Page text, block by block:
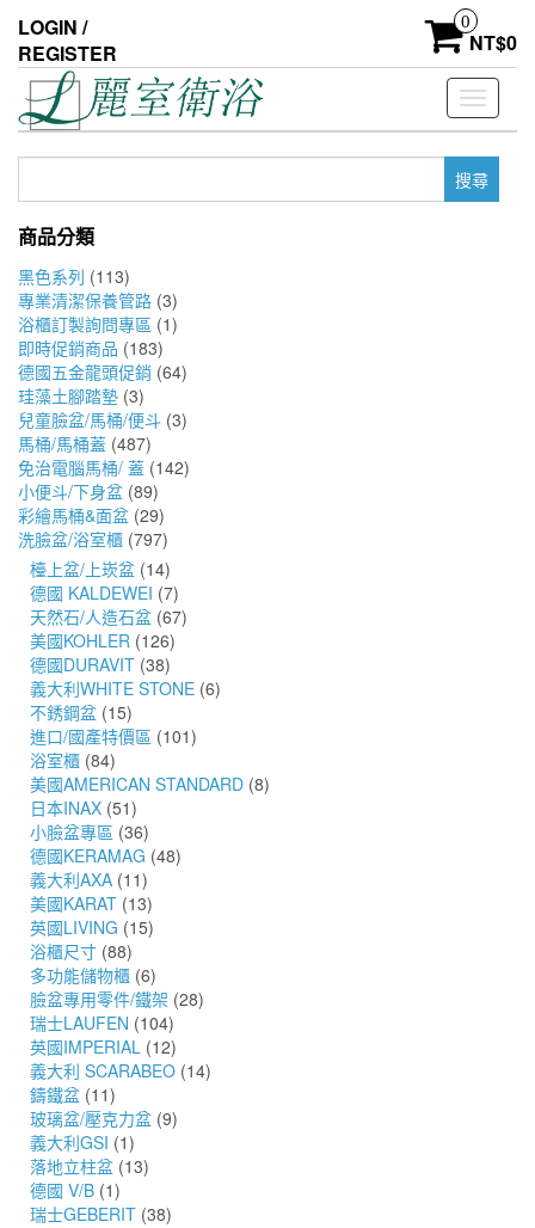
the
content
LOGIN /
REGISTER
0
NT$0
Toggle
鍵
商品分類
黑色系列 (113)
專業清潔保養管路 (3)
浴櫃訂製詢問專區 (1)
即時促銷商品 (183)
德國五金龍頭促銷 (64)
珪藻土腳踏墊 (3)
兒童臉盆/馬桶/便斗 (3)
馬桶/馬桶蓋 (487)
免治電腦馬桶/ 蓋 (142)
小便斗/下身盆 (89)
彩繪馬桶&面盆 (29)
洗臉盆/浴室櫃 (797)
檯上盆/上崁盆 (14)
德國 KALDEWEI (7)
天然石/人造石盆 (67)
美國KOHLER (126)
德國DURAVIT (38)
義大利WHITE STONE (6)
不銹鋼盆 (15)
進口/國產特價區 (101)
浴室櫃 (84)
美國AMERICAN STANDARD (8)
日本INAX (51)
小臉盆專區 (36)
德國KERAMAG (48)
義大利AXA (11)
美國KARAT (13)
英國LIVING (15)
浴櫃尺寸 (88)
多功能儲物櫃 (6)
臉盆專用零件/鐵架 (28)
瑞士LAUFEN (104)
英國IMPERIAL (12)
義大利 SCARABEO (14)
鑄鐵盆 (11)
玻璃盆/壓克力盆 (9)
義大利GSI (1)
落地立柱盆 (13)
德國 V/B (1)
瑞士GEBERIT (38)